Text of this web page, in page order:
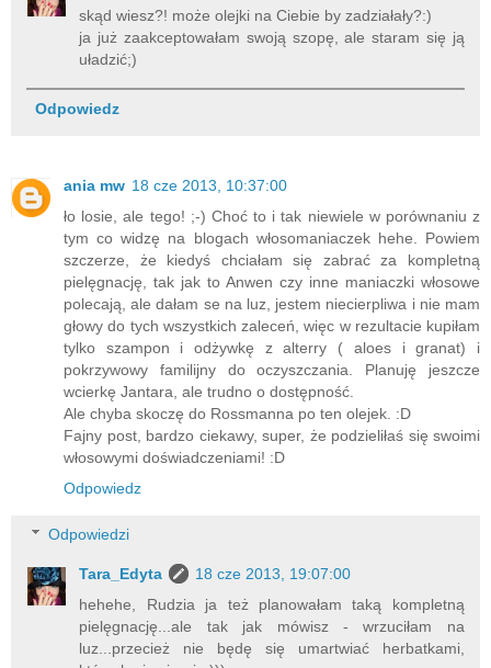
skąd wiesz?! może olejki na Ciebie by zadziałały?:)
ja już zaakceptowałam swoją szopę, ale staram się ją
uładzić;)
Odpowiedz
ania mw 18 cze 2013, 10:37:00
ło losie, ale tego! ;-) Choć to i tak niewiele w porównaniu z
tym co widzę na blogach włosomaniaczek hehe. Powiem
szczerze, że kiedyś chciałam się zabrać za kompletną
pielęgnację, tak jak to Anwen czy inne maniaczki włosowe
polecają, ale dałam se na luz, jestem niecierpliwa i nie mam
głowy do tych wszystkich zaleceń, więc w rezultacie kupiłam
tylko szampon i odżywkę z alterry ( aloes i granat) i
pokrzywowy familijny do oczyszczania. Planuję jeszcze
wcierkę Jantara, ale trudno o dostępność.
Ale chyba skoczę do Rossmanna po ten olejek. :D
Fajny post, bardzo ciekawy, super, że podzieliłaś się swoimi
włosowymi doświadczeniami! :D
Odpowiedz
Odpowiedzi
Tara_Edyta
18 cze 2013, 19:07:00
hehehe, Rudzia ja też planowałam taką kompletną
pielęgnację...ale tak jak mówisz - wrzuciłam na
luz...przecież nie będę się umartwiać herbatkami,